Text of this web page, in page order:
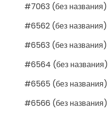
#7063 (без названия)
#6562 (без названия)
#6563 (без названия)
#6564 (без названия)
#6565 (без названия)
#6566 (без названия)